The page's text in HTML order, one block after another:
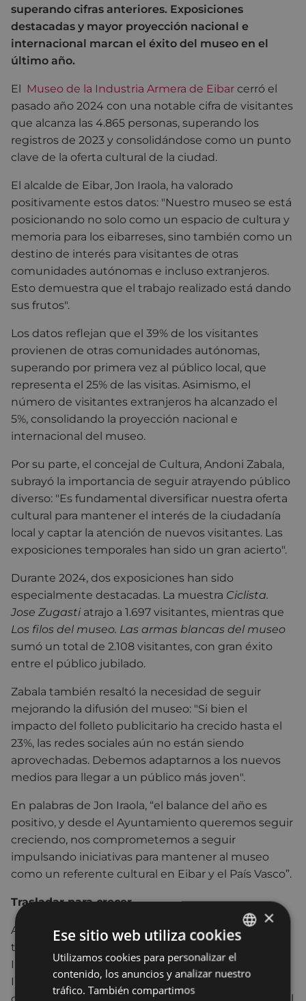
superando cifras anteriores. Exposiciones
destacadas y mayor proyección nacional e
internacional marcan el éxito del museo en el
último año.
El Museo de la Industria Armera de Eibar cerró el
pasado año 2024 con una notable cifra de visitantes
que alcanza las 4.865 personas, superando los
registros de 2023 y consolidándose como un punto
clave de la oferta cultural de la ciudad.
El alcalde de Eibar, Jon Iraola, ha valorado
positivamente estos datos: "Nuestro museo se está
posicionando no solo como un espacio de cultura y
memoria para los eibarreses, sino también como un
destino de interés para visitantes de otras
comunidades autónomas e incluso extranjeros.
Esto demuestra que el trabajo realizado está dando
sus frutos".
Los datos reflejan que el 39% de los visitantes
provienen de otras comunidades autónomas,
superando por primera vez al público local, que
representa el 25% de las visitas. Asimismo, el
número de visitantes extranjeros ha alcanzado el
5%, consolidando la proyección nacional e
internacional del museo.
Por su parte, el concejal de Cultura, Andoni Zabala,
subrayó la importancia de seguir atrayendo público
diverso: "Es fundamental diversificar nuestra oferta
cultural para mantener el interés de la ciudadanía
local y captar la atención de nuevos visitantes. Las
exposiciones temporales han sido un gran acierto".
Durante 2024, dos exposiciones han sido
especialmente destacadas. La muestra Ciclista.
Jose Zugasti atrajo a 1.697 visitantes, mientras que
Los filos del museo. Las armas blancas del museo
sumó un total de 2.108 visitantes, con gran éxito
entre el público jubilado.
Zabala también resaltó la necesidad de seguir
mejorando la difusión del museo: "Si bien el
impacto del folleto publicitario ha crecido hasta el
23%, las redes sociales aún no están siendo
aprovechadas. Debemos adaptarnos a los nuevos
medios para llegar a un público más joven".
En palabras de Jon Iraola, “el balance del año es
positivo, y desde el Ayuntamiento queremos seguir
creciendo, nos comprometemos a seguir
impulsando iniciativas para mantener al museo
como un referente cultural en Eibar y el País Vasco”.
Trasladar para crecer
Asimismo, el Ayuntamiento de Eibar sigue
trabajando para el futuro traslado del Museo de la
Industria Armera a los antiguos locales de El Corte
Inglés, en la calle Egogain, lo que permitiría
BASQUE
SPANISH
×
Ese sitio web utiliza cookies
Utilizamos cookies para personalizar el
contenido, los anuncios y analizar nuestro
tráfico. También compartimos